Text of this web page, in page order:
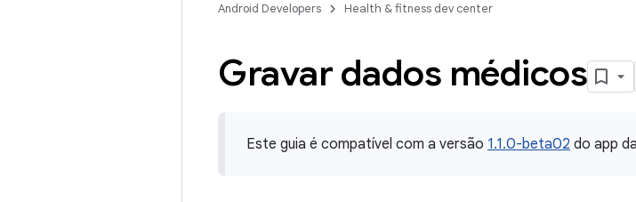
Android Developers Health & fitness dev center
Gravar dados médicos
Este guia é compatível com a versão 1.1.0-beta02 do app